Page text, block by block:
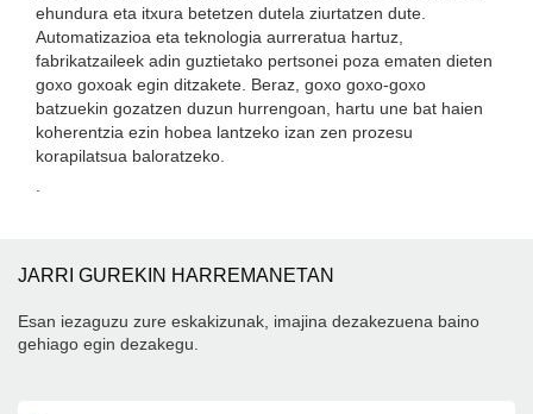
ehundura eta itxura betetzen dutela ziurtatzen dute.
Automatizazioa eta teknologia aurreratua hartuz,
fabrikatzaileek adin guztietako pertsonei poza ematen dieten
goxo goxoak egin ditzakete. Beraz, goxo goxo-goxo
batzuekin gozatzen duzun hurrengoan, hartu une bat haien
koherentzia ezin hobea lantzeko izan zen prozesu
korapilatsua baloratzeko.
JARRI GUREKIN HARREMANETAN
Esan iezaguzu zure eskakizunak, imajina dezakezuena baino
gehiago egin dezakegu.